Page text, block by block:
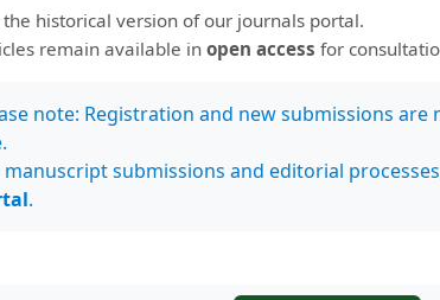
buenos maestros. Recuperada dehttps://bit.ly/2Gi7Hk5
en la escuela primaria: colocando las piedras
Martinez, E. y Golombek, D. (Presidencia). IV Foro
ciencias. Desafíos, estrategias y oportunidades.
Buenos Aires-Argentina.
La aventura de enseñar Ciencias Naturales. Buenos
A. y Quiroga, D., (2013). Relaciones entre las
y el aprendizaje de la Física y de la Química con
the historical version of our journals portal.
remain available in open access for
note: Registration and new submissions
manuscript submissions and editorial
.